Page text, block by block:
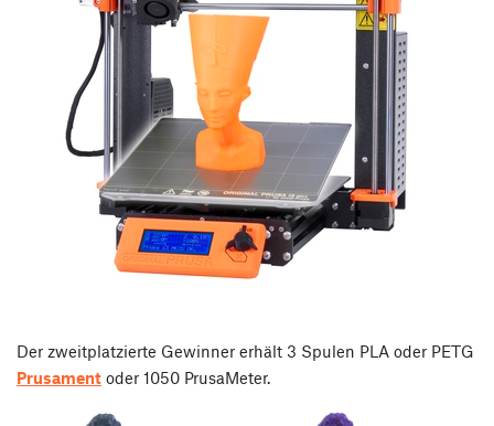
Der zweitplatzierte Gewinner erhält 3 Spulen PLA oder PETG
Prusament oder 1050 PrusaMeter.